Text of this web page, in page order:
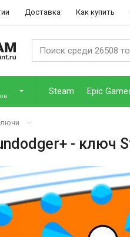
Доставка Как купить
Steam Epic
- ключ